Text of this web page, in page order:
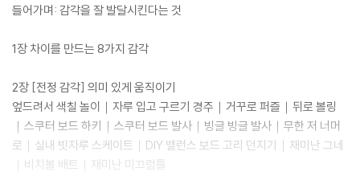
지 몰라 고민인 부모들도 쉽게 따라 할 수 있다.
이 외에도 흥분한 아이를 진정시키는 향기 치료법, 아이의 정서 발달에 도
규칙 등 아동발달 분야 최고 전문가의 섬세한 조언과 처방이 가득하다. 아
이와의 소중한 일상을 재밌는 놀이와 건강한 성장 자극으로 채우고 싶다
면, 이 책이 보석 같은 지침이 되어줄 것이다.
들어가며: 감각을 잘 발달시킨다는 것
1장 차이를 만드는 8가지 감각
2장 [전정 감각] 의미 있게 움직이기
엎드려서 색칠 놀이｜자루 입고 구르기 경주｜거꾸로 퍼즐｜뒤로 볼링
｜스쿠터 보드 하키｜스쿠터 보드 발사｜빙글 빙글 발사｜무한 저 너머
로｜실내 빗자루 스케이트｜DIY 밸런스 보드 고리 던지기｜재미난 그네
｜비치볼 배트｜재미난 미끄럼틀